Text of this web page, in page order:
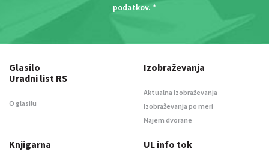
podatkov. *
Glasilo
Uradni list RS
O glasilu
Izobraževanja
Aktualna izobraževanja
Izobraževanja po meri
Najem dvorane
Knjigarna UL info tok